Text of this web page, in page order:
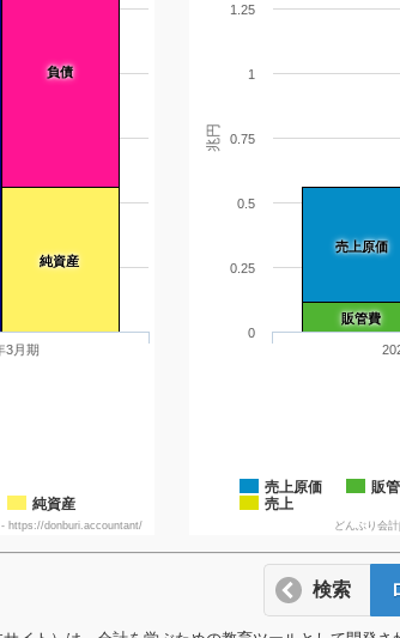
負債
純資産
純資産
3月期
- https://donburi.accountant/
兆円
売上原価
販管費
売上原価 販
売上
0
0.25
0.5
0.75
1
1.25
どんぶり会
検索